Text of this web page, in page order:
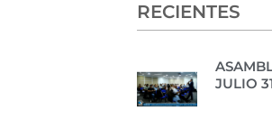
RECIENTES
JULIO